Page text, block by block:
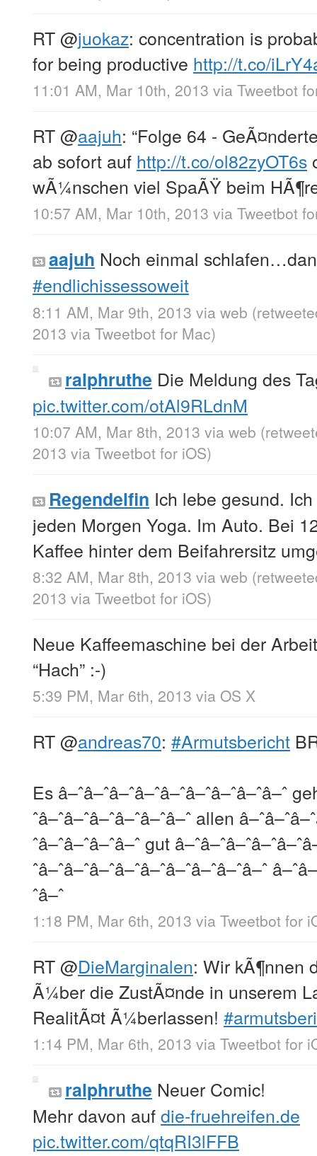
RT@juokaz: concentration is
for being productive http://t.co/
11:01 AM, Mar 10th, 2013 via Tweetbot
RT@aajuh: “Folge 64 -
ab sofort auf http://t.co/ol82zyOT6s
wÃ¼nschen viel SpaÃŸ beim
10:57 AM, Mar 10th, 2013 via Tweetbot
aajuh Noch einmal
#endlichissessoweit
8:11 AM, Mar 9th, 2013 via web
2013 via Tweetbot for Mac)
ralphruthe Die Meldung des
pic.twitter.com/otAl9RLdnM
10:07 AM, Mar 8th, 2013 via web
2013 via Tweetbot for iOS)
Regendelfin Ich lebe gesund.
jeden Morgen Yoga. Im Auto. Bei
Kaffee hinter dem Beifahrersitz
8:32 AM, Mar 8th, 2013 via web
2013 via Tweetbot for iOS)
Neue Kaffeemaschine bei der
“Hach” :-)
5:39 PM, Mar 6th, 2013 via OS X
RT@andreas70: #Armutsbericht
Es â–ˆâ–ˆâ–ˆâ–ˆâ–ˆâ–ˆâ–ˆâ–ˆâ–ˆ
ˆâ–ˆâ–ˆâ–ˆâ–ˆâ–ˆâ–ˆ allen
ˆâ–ˆâ–ˆâ–ˆâ–ˆ gut
ˆâ–ˆâ–ˆâ–ˆâ–ˆâ–ˆâ–ˆâ–ˆâ–ˆâ–ˆ
ˆâ–ˆ
1:18 PM, Mar 6th, 2013 via Tweetbot for
RT@DieMarginalen: Wir kÃ¶nnen
Ã¼ber die ZustÃ¤nde in unserem
RealitÃ¤t Ã¼berlassen!
1:14 PM, Mar 6th, 2013 via Tweetbot for
ralphruthe Neuer Comic!
Mehr davon aufdie-fruehreifen.de
pic.twitter.com/qtqRI3lFFB